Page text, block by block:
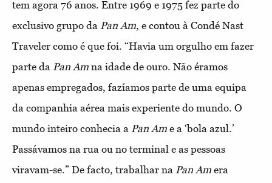
tem agora 76 anos. Entre 1969 e 1975 fez parte do
exclusivo grupo da Pan Am, e contou à Condé Nast
Traveler como é que foi. “Havia um orgulho em fazer
parte da Pan Am na idade de ouro. Não éramos
apenas empregados, fazíamos parte de uma equipa
da companhia aérea mais experiente do mundo. O
mundo inteiro conhecia a Pan Am e a ‘bola azul.’
Passávamos na rua ou no terminal e as pessoas
viravam-se.” De facto, trabalhar na Pan Am era